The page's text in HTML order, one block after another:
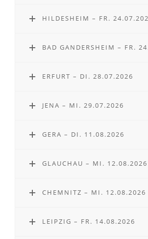
HILDESHEIM – FR.
BAD GANDERSHEIM – FR.
ERFURT – DI. 28.07.2026
JENA – MI. 29.07.2026
GERA – DI. 11.08.2026
GLAUCHAU – MI. 12.08.2026
CHEMNITZ – MI. 12.08.2026
LEIPZIG – FR. 14.08.2026